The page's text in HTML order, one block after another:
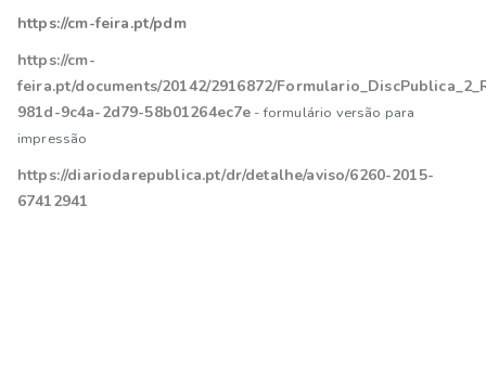
https://cm-feira.pt/pdm
https://cm-
feira.pt/documents/20142/2916872/
981d-9c4a-2d79-58b01264ec7e - formulário versão para
impressão
https://diariodarepublica.pt/dr/detalhe/aviso/6260-2015-
67412941